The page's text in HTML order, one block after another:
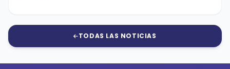
TODAS LAS NOTICIAS